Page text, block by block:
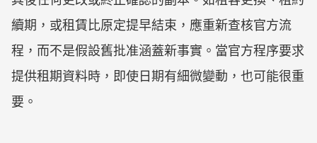
續期，或租賃比原定提早結束，應重新查核官方流
程，而不是假設舊批准涵蓋新事實。當官方程序要求
提供租期資料時，即使日期有細微變動，也可能很重
要。